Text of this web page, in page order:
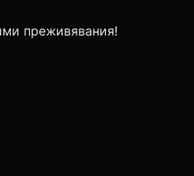
преживявания!